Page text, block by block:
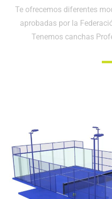
Te ofrecemos diferentes
aprobadas por la
Tenemos canchas